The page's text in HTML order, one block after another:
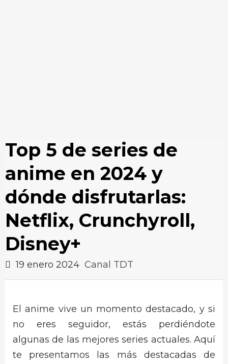
Top 5 de series de
anime en 2024 y
dónde disfrutarlas:
Netflix, Crunchyroll,
Disney+
19 enero 2024 Canal TDT
El anime vive un momento destacado, y si
no eres seguidor, estás perdiéndote
algunas de las mejores series actuales. Aquí
te presentamos las más destacadas de